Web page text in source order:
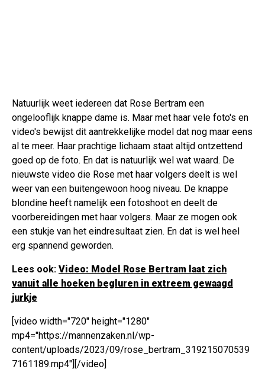
Natuurlijk weet iedereen dat Rose Bertram een
ongelooflijk knappe dame is. Maar met haar vele foto's en
video's bewijst dit aantrekkelijke model dat nog maar eens
al te meer. Haar prachtige lichaam staat altijd ontzettend
goed op de foto. En dat is natuurlijk wel wat waard. De
nieuwste video die Rose met haar volgers deelt is wel
weer van een buitengewoon hoog niveau. De knappe
blondine heeft namelijk een fotoshoot en deelt de
voorbereidingen met haar volgers. Maar ze mogen ook
een stukje van het eindresultaat zien. En dat is wel heel
erg spannend geworden.
Lees ook: Video: Model Rose Bertram laat zich
vanuit alle hoeken begluren in extreem gewaagd
jurkje
[video width="720" height="1280"
mp4="https://mannenzaken.nl/wp-
content/uploads/2023/09/rose_bertram_319215070539
7161189.mp4"][/video]